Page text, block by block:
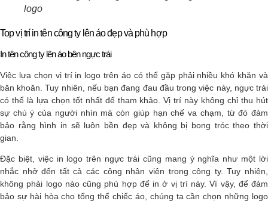
logo
Top vị trí in tên công ty lên áo đẹp và phù hợp
In tên công ty lên áo bên ngực trái
Việc lựa chọn vị trí in logo trên áo có thể gặp phải nhiều khó khăn và
băn khoăn. Tuy nhiên, nếu bạn đang đau đầu trong việc này, ngực trái
có thể là lựa chọn tốt nhất để tham khảo. Vị trí này không chỉ thu hút
sự chú ý của người nhìn mà còn giúp hạn chế va chạm, từ đó đảm
bảo rằng hình in sẽ luôn bền đẹp và không bị bong tróc theo thời
gian.
Đặc biệt, việc in logo trên ngực trái cũng mang ý nghĩa như một lời
nhắc nhở đến tất cả các công nhân viên trong công ty. Tuy nhiên,
không phải logo nào cũng phù hợp để in ở vị trí này. Vì vậy, để đảm
bảo sự hài hòa cho tổng thể chiếc áo, chúng ta cần chọn những logo